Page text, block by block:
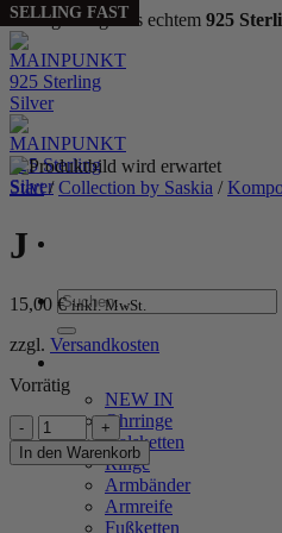
Handgefertigt aus echtem 925
Zum
Inhalt
springen
Suchen
nach:
NEW IN
Ohrringe
Halsketten
Ringe
Armbänder
Armreife
Fußketten
SELLING FAST
Start / Collection by Saskia /
J
15,00 € inkl. MwSt.
zzgl. Versandkosten
Vorrätig
Menge
In den Warenkorb